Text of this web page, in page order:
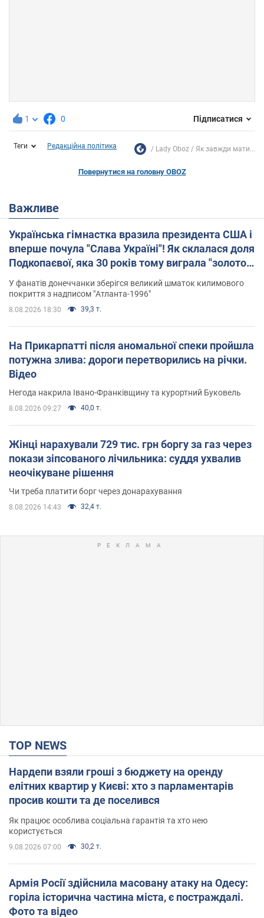
1 0 Підписатися
Теги Редакційна політика Lady Oboz Як завжди мати...
Повернутися на головну OBOZ
Важливе
Українська гімнастка вразила президента США і
вперше почула "Слава Україні"! Як склалася доля
Подкопаєвої, яка 30 років тому виграла "золото"
Олімпіади
У фанатів донеччанки зберігся великий шматок килимового
покриття з надписом "Атланта-1996"
8.08.2026 18:30 39,3 т.
На Прикарпатті після аномальної спеки пройшла
потужна злива: дороги перетворились на річки.
Відео
Негода накрила Івано-Франківщину та курортний Буковель
8.08.2026 09:27 40,0 т.
Жінці нарахували 729 тис. грн боргу за газ через
покази зіпсованого лічильника: суддя ухвалив
неочікуване рішення
Чи треба платити борг через донарахування
8.08.2026 14:43 32,4 т.
TOP NEWS
Нардепи взяли гроші з бюджету на оренду
елітних квартир у Києві: хто з парламентарів
просив кошти та де поселився
Як працює особлива соціальна гарантія та хто нею
користується
9.08.2026 07:00 30,2 т.
Армія Росії здійснила масовану атаку на Одесу:
горіла історична частина міста, є постраждалі.
Фото та відео